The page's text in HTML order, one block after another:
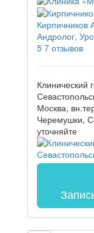
Кирпичников
Андролог,
5 7 отзывов
Клинический
Москва,
Черемушки,
уточняйте